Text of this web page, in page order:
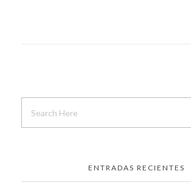
ENTRADAS RECIENTES